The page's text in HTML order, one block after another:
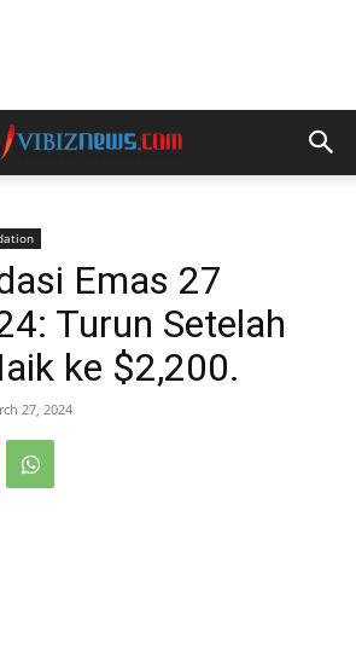
Emas 27
Turun Setelah
ke $2,200.
27, 2024